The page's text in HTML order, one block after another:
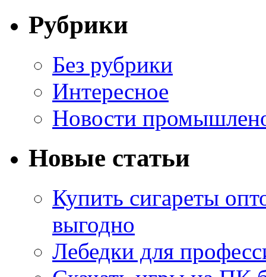
Рубрики
Без рубрики
Интересное
Новости
Новые статьи
Купить сигареты
выгодно
Лебедки для